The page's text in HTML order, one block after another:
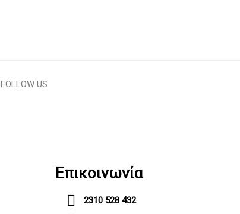
FOLLOW US
Επικοινωνία
2310 528 432